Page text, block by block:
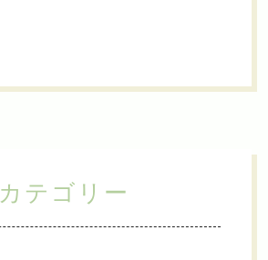
カテゴリー